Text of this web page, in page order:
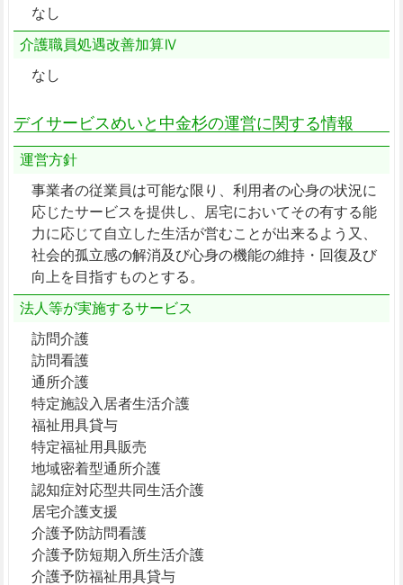
なし
介護職員処遇改善加算Ⅳ
なし
デイサービスめいと中金杉の運営に関する情報
運営方針
事業者の従業員は可能な限り、利用者の心身の状況に
応じたサービスを提供し、居宅においてその有する能
力に応じて自立した生活が営むことが出来るよう又、
社会的孤立感の解消及び心身の機能の維持・回復及び
向上を目指すものとする。
法人等が実施するサービス
訪問介護
訪問看護
通所介護
特定施設入居者生活介護
福祉用具貸与
特定福祉用具販売
地域密着型通所介護
認知症対応型共同生活介護
居宅介護支援
介護予防訪問看護
介護予防短期入所生活介護
介護予防福祉用具貸与